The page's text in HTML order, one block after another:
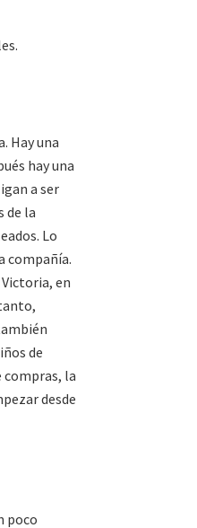
Hay una
hay una
a ser
de la
Lo
compañía.
en
de
compras, la
desde
poco